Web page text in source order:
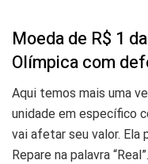
Moeda de R$ 1
Olímpica com
Aqui temos mais uma
unidade em específico
vai afetar seu valor. Ela
Repare na palavra